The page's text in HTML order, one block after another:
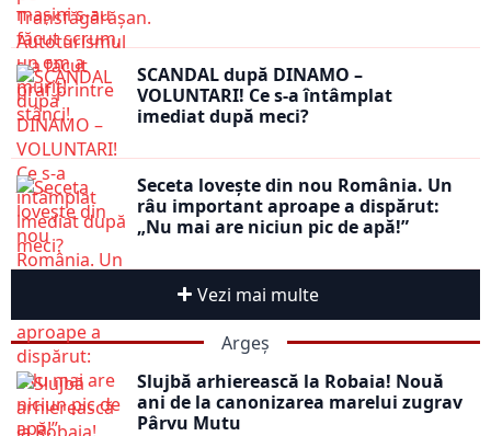
SCANDAL după DINAMO –
VOLUNTARI! Ce s-a întâmplat
imediat după meci?
Seceta lovește din nou România. Un
râu important aproape a dispărut:
„Nu mai are niciun pic de apă!”
Vezi mai multe
Argeș
Slujbă arhierească la Robaia! Nouă
ani de la canonizarea marelui zugrav
Pârvu Mutu